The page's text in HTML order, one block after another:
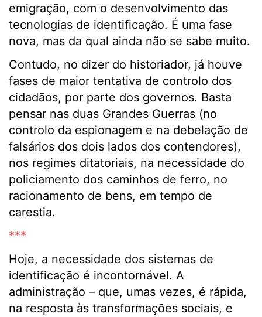
emigração, com o desenvolvimento das
tecnologias de identificação. É uma fase
nova, mas da qual ainda não se sabe muito.
Contudo, no dizer do historiador, já houve
fases de maior tentativa de controlo dos
cidadãos, por parte dos governos. Basta
pensar nas duas Grandes Guerras (no
controlo da espionagem e na debelação de
falsários dos dois lados dos contendores),
nos regimes ditatoriais, na necessidade do
policiamento dos caminhos de ferro, no
racionamento de bens, em tempo de
carestia.
***
Hoje, a necessidade dos sistemas de
identificação é incontornável. A
administração – que, umas vezes, é rápida,
na resposta às transformações sociais, e